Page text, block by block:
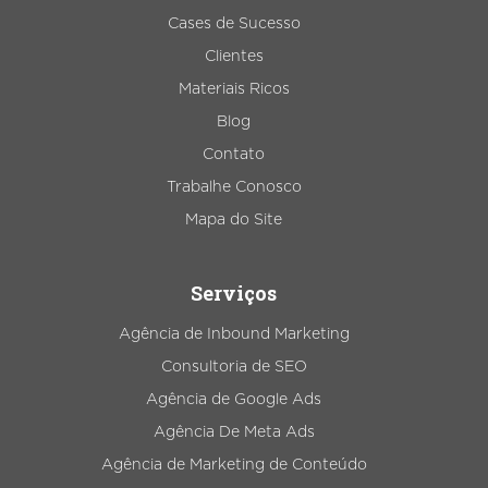
Cases de Sucesso
Clientes
Materiais Ricos
Blog
Contato
Trabalhe Conosco
Mapa do Site
Serviços
Agência de Inbound Marketing
Consultoria de SEO
Agência de Google Ads
Agência De Meta Ads
Agência de Marketing de Conteúdo